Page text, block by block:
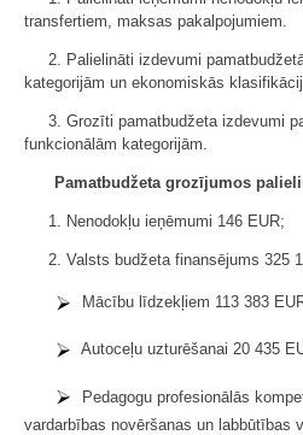
transfertiem, maksas pakalpojumiem.
2. Palielināti izdevumi
kategorijām un ekonomiskās
3. Grozīti pamatbudžeta izdevumi
funkcionālām kategorijām.
Pamatbudžeta grozījumos
1. Nenodokļu ieņēmumi 146 EUR;
2. Valsts budžeta finansējums 325
Mācību līdzekļiem 113 383
Autoceļu uzturēšanai 20 435
Pedagogu profesionālās
vardarbības novēršanas un labbūtības